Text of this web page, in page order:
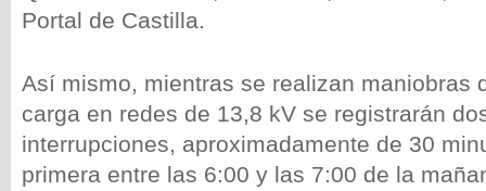
Portal de Castilla.
Así mismo, mientras se realizan maniobras
carga en redes de 13,8 kV se registrarán
interrupciones, aproximadamente de 30
primera entre las 6:00 y las 7:00 de la